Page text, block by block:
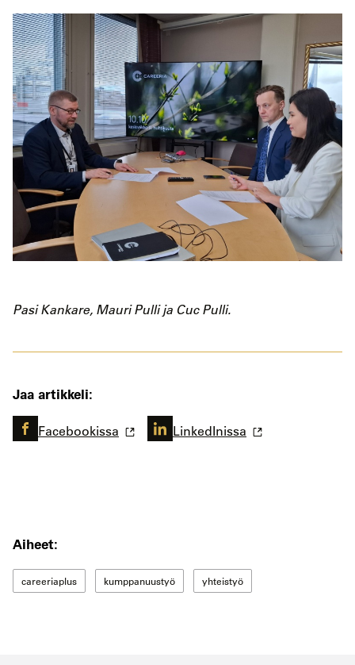
Aiheet:
careeriaplus kumppanuustyö yhteistyö
Pasi Kankare, Mauri Pulli ja Cuc Pulli.
Jaa artikkeli:
Facebookissa LinkedInissa